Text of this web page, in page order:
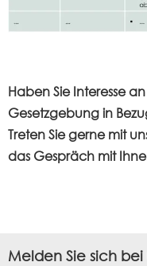
Haben Sie Interesse
Gesetzgebung in
Treten Sie gerne mit
das Gespräch mit
Melden Sie sich